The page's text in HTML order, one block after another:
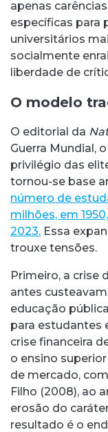
apenas
específicas para
universitários
socialmente
liberdade de
O modelo
O editorial da
Guerra Mundial,
privilégio das
tornou-se base
número de
milhões, em
2023. Essa
trouxe tensões.
Primeiro, a crise
antes
educação
para estudantes
crise financeira
o ensino
de mercado,
Filho (2008), ao
erosão do
resultado é o